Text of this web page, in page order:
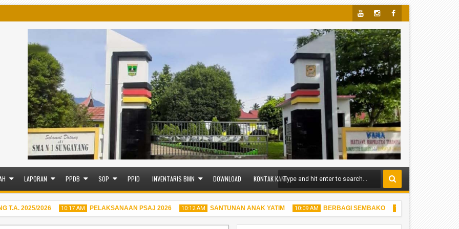
Face
Boo
K
Insta
Gra
M
Yout
Ube
LAPORAN PPDB SOP PPID INVENTARIS BMN DOWNLOAD KONTAK KAMI
2025/2026 10:17 AM PELAKSANAAN PSAJ 2026 10:12 AM SANTUNAN ANAK YATIM 10:09 AM BERBAGI SEMBAKO 10:05 AM